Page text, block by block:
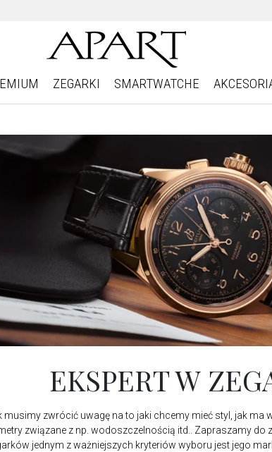
ZEGARKI SMARTWATCHE
EKSPERT W
musimy zwrócić uwagę na to jaki chcemy mieć styl, jak ma
związane z np. wodoszczelnością itd.. Zapraszamy do
jednym z ważniejszych kryteriów wyboru jest jego